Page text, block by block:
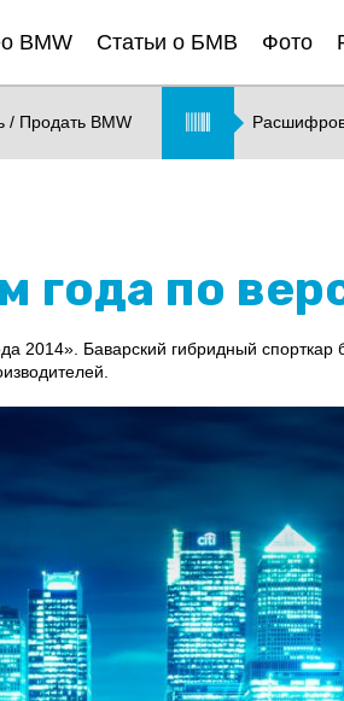
BMW Статьи о БМВ Фото
/ Продать BMW
года по
2014». Баварский гибридный спорткар